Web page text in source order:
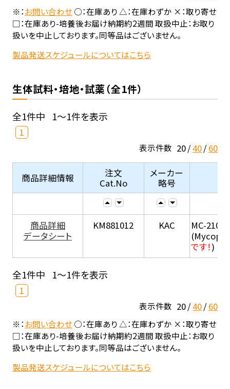
※：お問い合わせ○：在庫あり △：在庫わずか ×：取り寄せ
□：在庫あり-培養後お届け納期約2週間 取扱中止：お取り
扱いを中止しております。同等品はございません。
製品発送スケジュールについてはこちら
生体試料・培地・試薬（全1件）
全1件中 1～1件を表示
1
表示件数 20 40 60
商品詳細情報
注文
Cat.No
メーカー
略号
商品詳細
データシート
KM881012 KAC
MC-210 (
です！)
全1件中 1～1件を表示
1
表示件数 20 40 60
※：お問い合わせ○：在庫あり △：在庫わずか ×：取り寄せ
□：在庫あり-培養後お届け納期約2週間 取扱中止：お取り
扱いを中止しております。同等品はございません。
製品発送スケジュールについてはこちら